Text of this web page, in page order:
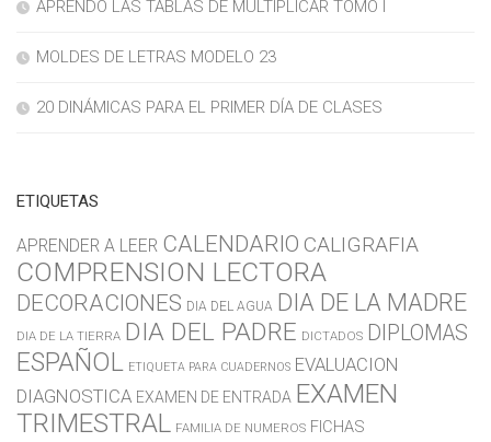
APRENDO LAS TABLAS DE MULTIPLICAR TOMO I
MOLDES DE LETRAS MODELO 23
20 DINÁMICAS PARA EL PRIMER DÍA DE CLASES
ETIQUETAS
APRENDER A LEER CALENDARIO CALIGRAFIA
COMPRENSION LECTORA
DECORACIONES DIA DEL AGUA DIA DE LA MADRE
DIA DE LA TIERRA DIA DEL PADRE DICTADOS DIPLOMAS
ESPAÑOL ETIQUETA PARA CUADERNOS EVALUACION
DIAGNOSTICA EXAMEN DE ENTRADA EXAMEN
TRIMESTRAL FAMILIA DE NUMEROS FICHAS